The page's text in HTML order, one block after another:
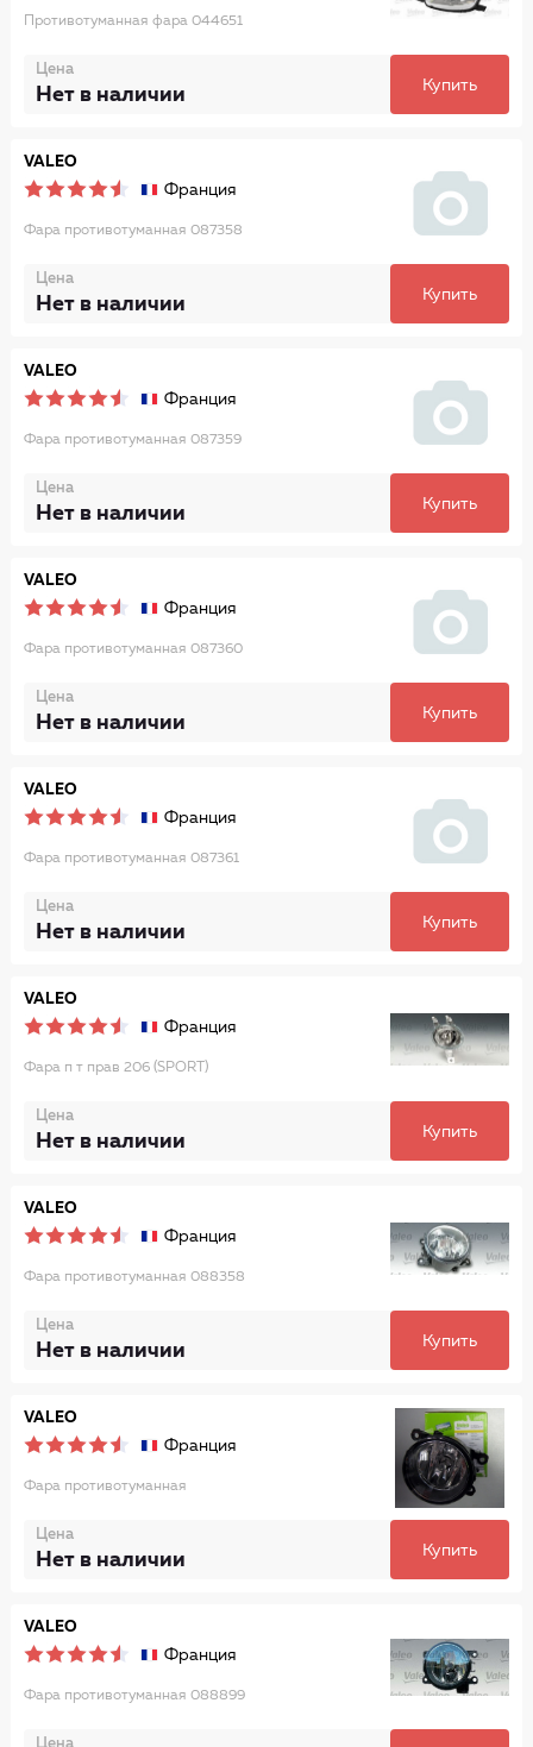
Противотуманная фара 044651
Цена
Нет в наличии Купить
VALEO
Франция
Фара противотуманная 087358
Цена
Нет в наличии Купить
VALEO
Франция
Фара противотуманная 087359
Цена
Нет в наличии Купить
VALEO
Франция
Фара противотуманная 087360
Цена
Нет в наличии Купить
VALEO
Франция
Фара противотуманная 087361
Цена
Нет в наличии Купить
VALEO
Франция
Фара п т прав 206 (SPORT)
Цена
Нет в наличии Купить
VALEO
Франция
Фара противотуманная 088358
Цена
Нет в наличии Купить
VALEO
Франция
Фара противотуманная
Цена
Нет в наличии Купить
VALEO
Франция
Фара противотуманная 088899
Цена